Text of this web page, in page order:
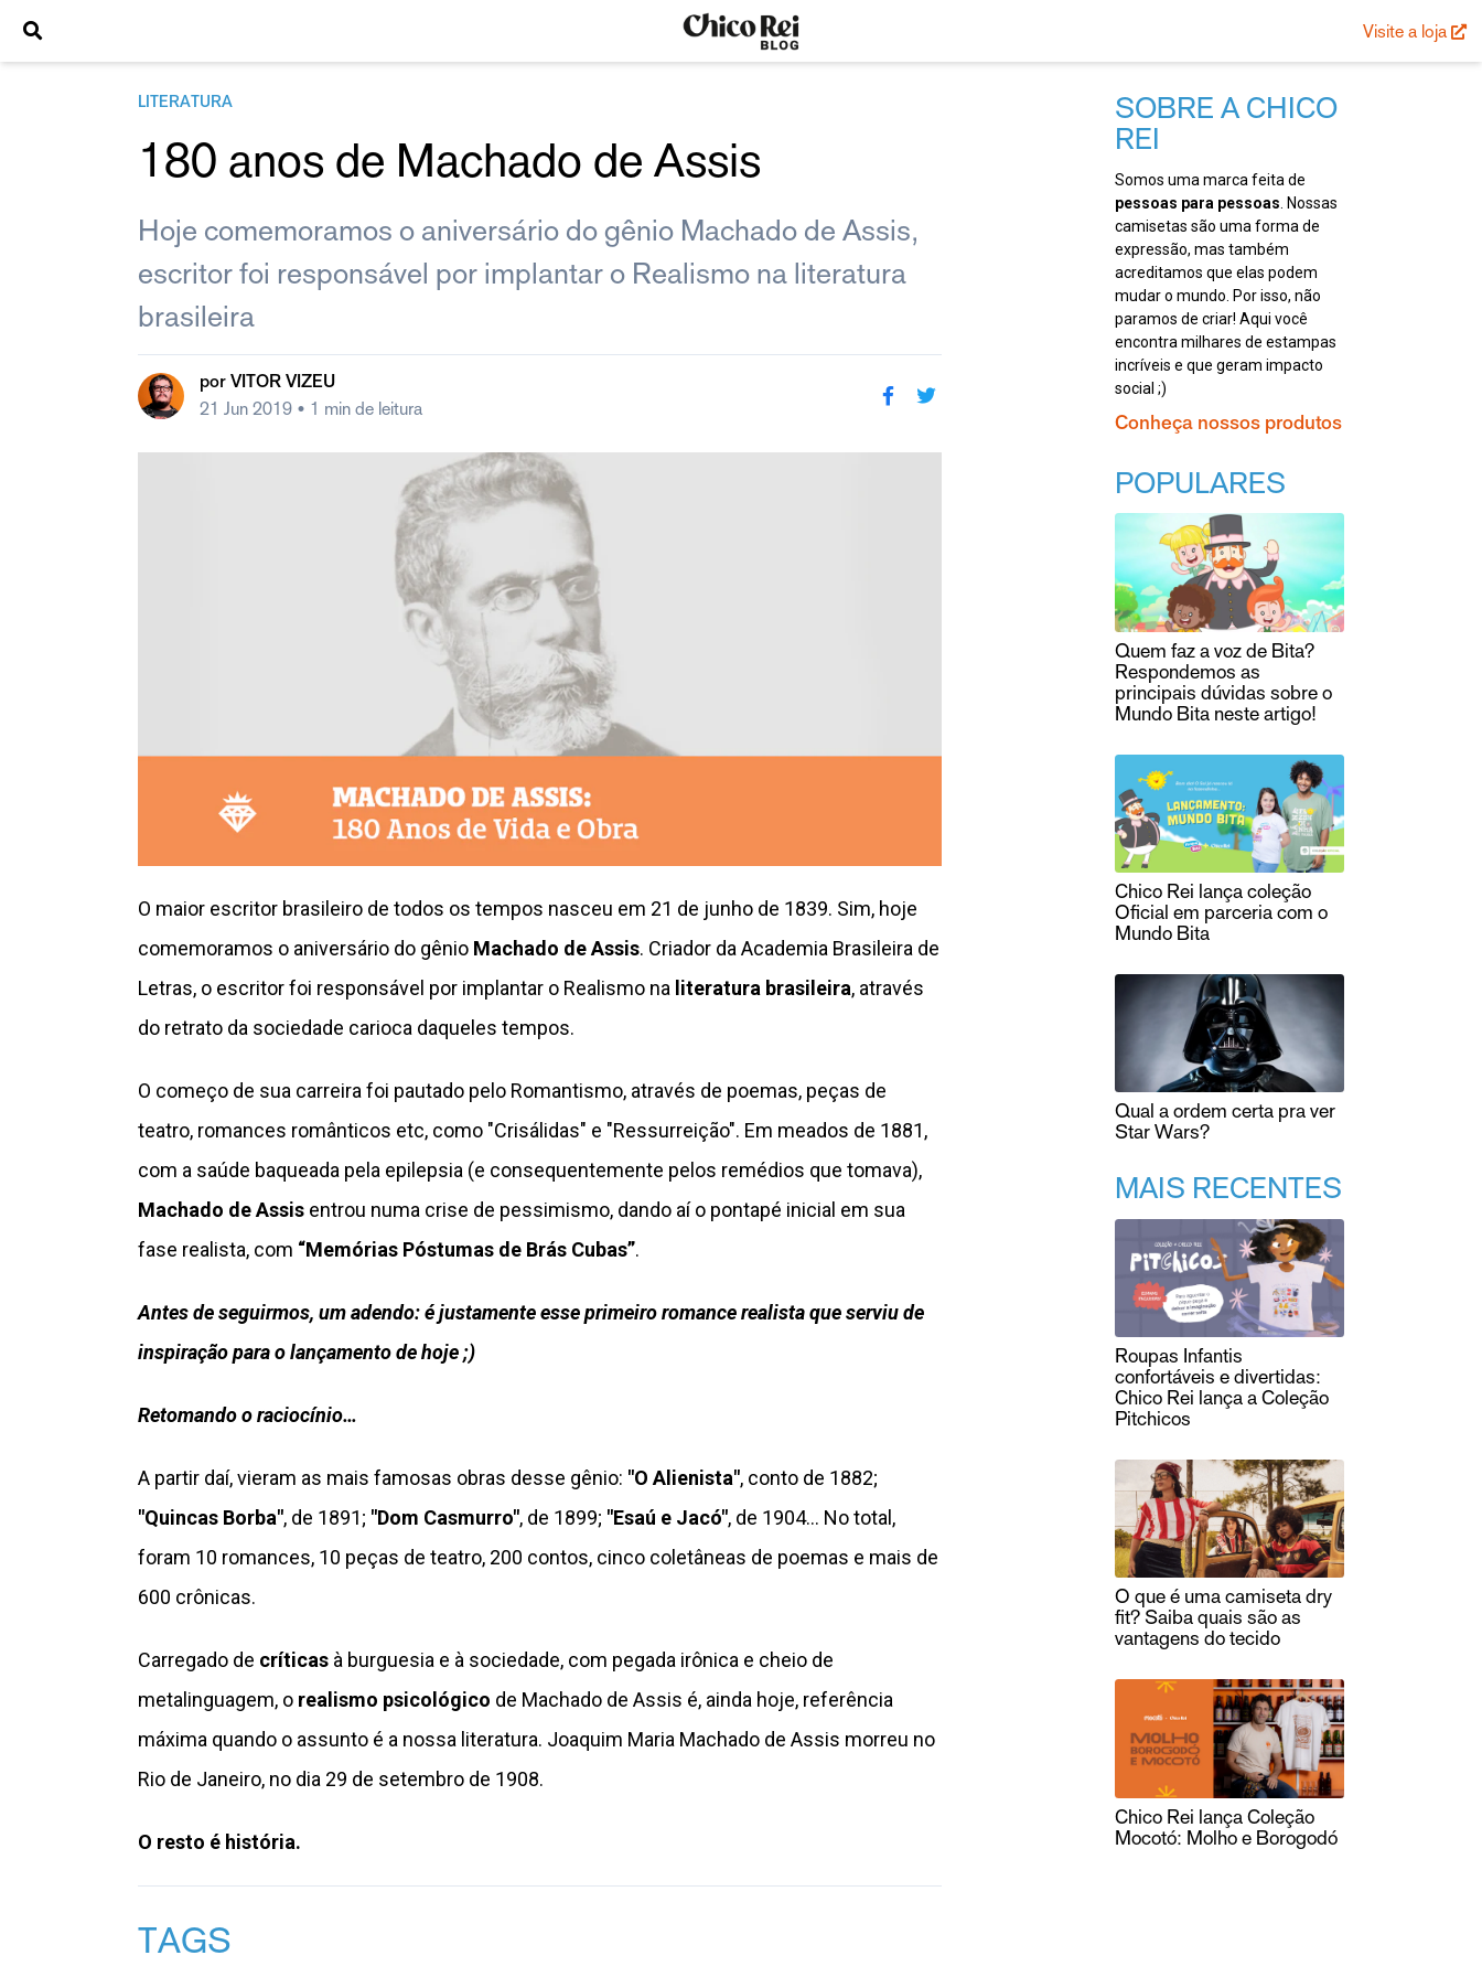
Visite a loja
LITERATURA
180 anos de Machado de Assis
Hoje comemoramos o aniversário do gênio Machado de Assis,
escritor foi responsável por implantar o Realismo na literatura
brasileira
porVITOR VIZEU
21 Jun 2019 • 1 min de leitura
O maior escritor brasileiro de todos os tempos nasceu em 21 de junho de 1839. Sim, hoje
comemoramos o aniversário do gênio Machado de Assis. Criador da Academia Brasileira de
Letras, o escritor foi responsável por implantar o Realismo na literatura brasileira, através
do retrato da sociedade carioca daqueles tempos.
O começo de sua carreira foi pautado pelo Romantismo, através de poemas, peças de
teatro, romances românticos etc, como "Crisálidas" e "Ressurreição". Em meados de 1881,
com a saúde baqueada pela epilepsia (e consequentemente pelos remédios que tomava),
Machado de Assis entrou numa crise de pessimismo, dando aí o pontapé inicial em sua
fase realista, com “Memórias Póstumas de Brás Cubas”.
Antes de seguirmos, um adendo: é justamente esse primeiro romance realista que serviu de
inspiração para o lançamento de hoje ;)
Retomando o raciocínio…
A partir daí, vieram as mais famosas obras desse gênio: "O Alienista", conto de 1882;
"Quincas Borba", de 1891; "Dom Casmurro", de 1899; "Esaú e Jacó", de 1904... No total,
foram 10 romances, 10 peças de teatro, 200 contos, cinco coletâneas de poemas e mais de
600 crônicas.
Carregado de críticas à burguesia e à sociedade, com pegada irônica e cheio de
metalinguagem, o realismo psicológico de Machado de Assis é, ainda hoje, referência
máxima quando o assunto é a nossa literatura. Joaquim Maria Machado de Assis morreu no
Rio de Janeiro, no dia 29 de setembro de 1908.
O resto é história.
TAGS
SOBRE A CHICO
REI
Somos uma marca feita de
pessoas para pessoas . Nossas
camisetas são uma forma de
expressão, mas também
acreditamos que elas podem
mudar o mundo. Por isso, não
paramos de criar! Aqui você
encontra milhares de estampas
incríveis e que geram impacto
social ;)
Conheça nossos produtos
POPULARES
Quem faz a voz de Bita?
Respondemos as
principais dúvidas sobre o
Mundo Bita neste artigo!
Chico Rei lança coleção
Oficial em parceria com o
Mundo Bita
Qual a ordem certa pra ver
Star Wars?
MAIS RECENTES
Roupas Infantis
confortáveis e divertidas:
Chico Rei lança a Coleção
Pitchicos
O que é uma camiseta dry
fit? Saiba quais são as
vantagens do tecido
Chico Rei lança Coleção
Mocotó: Molho e Borogodó